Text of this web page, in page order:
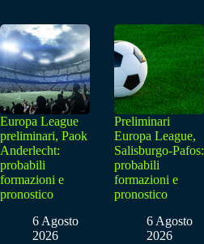
Europa League
preliminari, Paok
Anderlecht:
probabili
formazioni e
pronostico
6 Agosto
2026
Preliminari
Europa League,
Salisburgo-Pafos:
probabili
formazioni e
pronostico
6 Agosto
2026